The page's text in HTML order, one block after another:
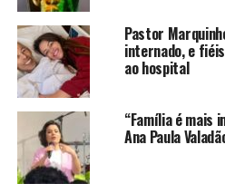
Pastor
internado, e
ao hospital
“Família é mais
Ana Paula